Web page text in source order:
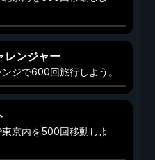
レンジャー
ジで600回旅行しよう。
京内を500回移動しよ